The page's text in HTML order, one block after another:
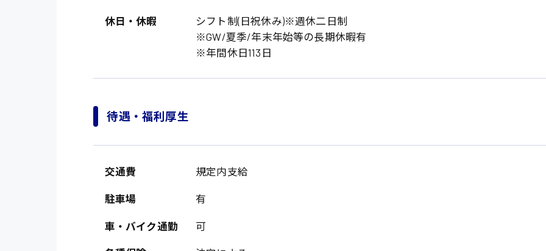
製造・軽作業・物流系
組立、加工 製造オペレーター 検品・包装・箱詰め
オフィスワーク系
貿易事務
廿日市市
熊本県
愛知県
時給制すべて 日給8000円～ 日給9000円～
日給制すべて
時給1300円〜
休日・休暇
シフト制(日祝休み)※週休二日制
※GW/夏季/年末年始等の長期休暇有
※年間休日113日
待遇・福利厚生
交通費 規定内支給
駐車場 有
車・バイク通勤 可